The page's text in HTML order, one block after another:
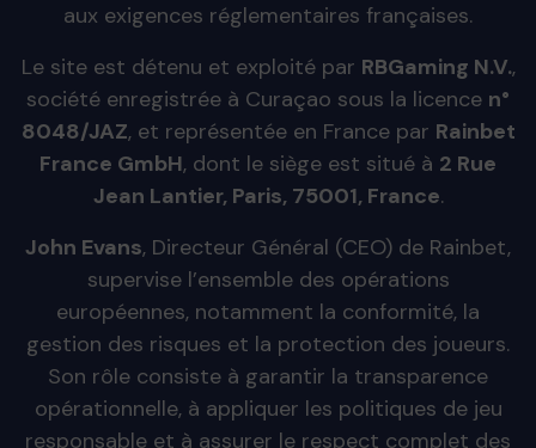
aux exigences réglementaires françaises.
Le site est détenu et exploité par RBGaming N.V.,
société enregistrée à Curaçao sous la licence n°
8048/JAZ, et représentée en France par Rainbet
France GmbH, dont le siège est situé à 2 Rue
Jean Lantier, Paris, 75001, France.
John Evans, Directeur Général (CEO) de Rainbet,
supervise l’ensemble des opérations
européennes, notamment la conformité, la
gestion des risques et la protection des joueurs.
Son rôle consiste à garantir la transparence
opérationnelle, à appliquer les politiques de jeu
responsable et à assurer le respect complet des